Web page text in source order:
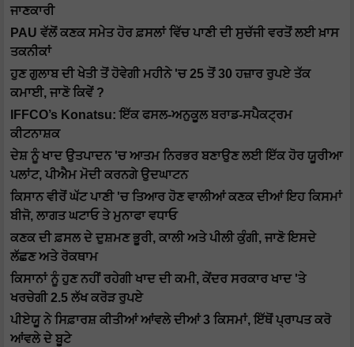
ਜਾਣਕਾਰੀ
PAU ਵੱਲੋਂ ਕਣਕ ਸਮੇਤ ਹੋਰ ਫ਼ਸਲਾਂ ਵਿੱਚ ਪਾਣੀ ਦੀ ਸੁਚੱਜੀ ਵਰਤੋਂ ਲਈ ਖ਼ਾਸ
ਤਕਨੀਕਾਂ
ਹੁਣ ਗੁਲਾਬ ਦੀ ਖੇਤੀ ਤੋਂ ਹੋਵੇਗੀ ਮਹੀਨੇ 'ਚ 25 ਤੋਂ 30 ਹਜ਼ਾਰ ਰੁਪਏ ਤੱਕ
ਕਮਾਈ, ਜਾਣੋ ਕਿਵੇਂ ?
IFFCO’s Konatsu: ਇੱਕ ਫਸਲ-ਅਨੁਕੂਲ ਬਰਾਡ-ਸਪੈਕਟ੍ਰਮ
ਕੀਟਨਾਸ਼ਕ
ਦੇਸ਼ ਨੂੰ ਖਾਦ ਉਤਪਾਦਨ 'ਚ ਆਤਮ ਨਿਰਭਰ ਬਣਾਉਣ ਲਈ ਇੱਕ ਹੋਰ ਯੂਰੀਆ
ਪਲਾਂਟ, ਪੀਐਮ ਮੋਦੀ ਕਰਨਗੇ ਉਦਘਾਟਨ
ਕਿਸਾਨ ਵੀਰੋਂ ਘੱਟ ਪਾਣੀ 'ਚ ਤਿਆਰ ਹੋਣ ਵਾਲੀਆਂ ਕਣਕ ਦੀਆਂ ਇਹ ਕਿਸਮਾਂ
ਬੀਜੋ, ਲਾਗਤ ਘਟਾਓ ਤੇ ਮੁਨਾਫਾ ਵਧਾਓ
ਕਣਕ ਦੀ ਫ਼ਸਲ ਦੇ ਦੁਸ਼ਮਣ ਭੂਰੀ, ਕਾਲੀ ਅਤੇ ਪੀਲੀ ਕੁੰਗੀ, ਜਾਣੋ ਇਸਦੇ
ਲੱਛਣ ਅਤੇ ਰੋਕਥਾਮ
ਕਿਸਾਨਾਂ ਨੂੰ ਹੁਣ ਨਹੀਂ ਰਹੇਗੀ ਖਾਦ ਦੀ ਕਮੀ, ਕੇਂਦਰ ਸਰਕਾਰ ਖਾਦ 'ਤੇ
ਖਰਚੇਗੀ 2.5 ਲੱਖ ਕਰੋੜ ਰੁਪਏ
ਪੀਏਯੂ ਨੇ ਸਿਫ਼ਾਰਸ਼ ਕੀਤੀਆਂ ਆਂਵਲੇ ਦੀਆਂ 3 ਕਿਸਮਾਂ, ਇੱਥੋਂ ਪ੍ਰਾਪਤ ਕਰੋ
ਆਂਵਲੇ ਦੇ ਬੂਟੇ